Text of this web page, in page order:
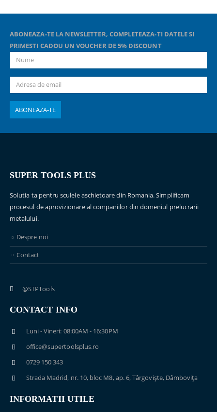
ABONEAZA-TE LA NEWSLETTER, COMPLETEAZA-TI DATELE SI
PRIMESTI CADOU UN VOUCHER DE 5% DISCOUNT
SUPER TOOLS PLUS
Solutia ta pentru sculele aschietoare din Romania. Simplificam
procesul de aprovizionare al companiilor din domeniul prelucrarii
metalului.
Despre noi
Contact
@STPTools
CONTACT INFO
Luni - Vineri: 08:00AM - 16:30PM
office@supertoolsplus.ro
0729 150 343
Strada Madrid, nr. 10, bloc M8, ap. 6, Târgoviște, Dâmbovița
INFORMATII UTILE